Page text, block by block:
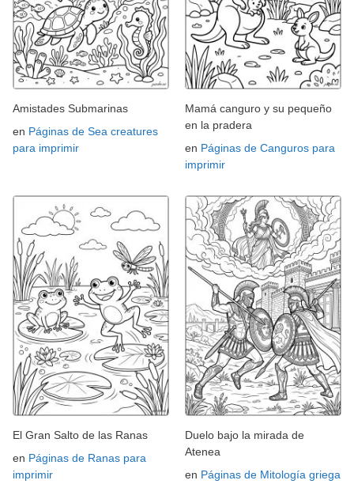
Amistades Submarinas
en Páginas de Sea creatures
para imprimir
Mamá canguro y su pequeño
en la pradera
en Páginas de Canguros para
imprimir
El Gran Salto de las Ranas
en Páginas de Ranas para
imprimir
Duelo bajo la mirada de
Atenea
en Páginas de Mitología griega